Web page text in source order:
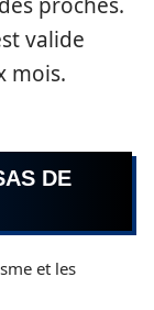
valide
mois.
DE
et les